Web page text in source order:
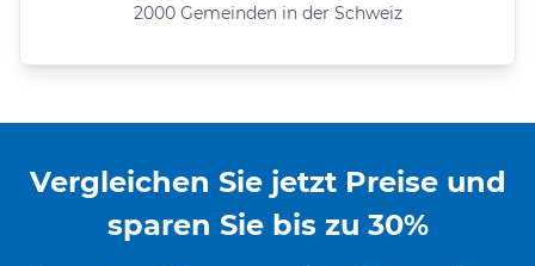
2000 Gemeinden in der Schweiz
Vergleichen Sie jetzt Preise und
sparen Sie bis zu 30%